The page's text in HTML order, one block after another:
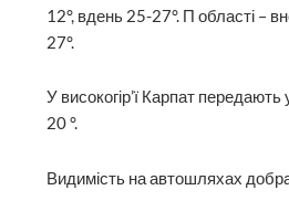
12°, вдень 25-27°. П області –
27°.
У високогір’ї Карпат
20 °.
Видимість на автошляхах